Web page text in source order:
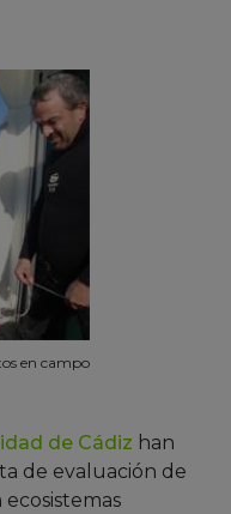
en campo
de Cádiz han
de evaluación de